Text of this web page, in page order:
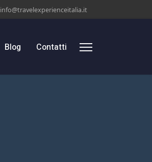
info@travelexperienceitalia.it
Blog Contatti